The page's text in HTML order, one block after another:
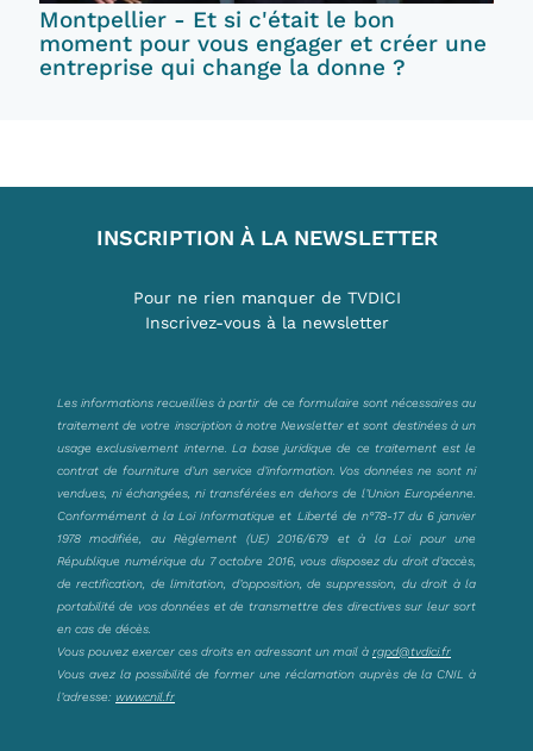
Montpellier - Et si c'était le bon
moment pour vous engager et créer une
entreprise qui change la donne ?
INSCRIPTION À LA NEWSLETTER
Pour ne rien manquer de TVDICI
Inscrivez-vous à la newsletter
Les informations recueillies à partir de ce formulaire sont nécessaires au
traitement de votre inscription à notre Newsletter et sont destinées à un
usage exclusivement interne. La base juridique de ce traitement est le
contrat de fourniture d’un service d’information. Vos données ne sont ni
vendues, ni échangées, ni transférées en dehors de l’Union Européenne.
Conformément à la Loi Informatique et Liberté de n°78-17 du 6 janvier
1978 modifiée, au Règlement (UE) 2016/679 et à la Loi pour une
République numérique du 7 octobre 2016, vous disposez du droit d’accès,
de rectification, de limitation, d’opposition, de suppression, du droit à la
portabilité de vos données et de transmettre des directives sur leur sort
en cas de décès.
Vous pouvez exercer ces droits en adressant un mail à rgpd@tvdici.fr
Vous avez la possibilité de former une réclamation auprès de la CNIL à
l’adresse: www.cnil.fr